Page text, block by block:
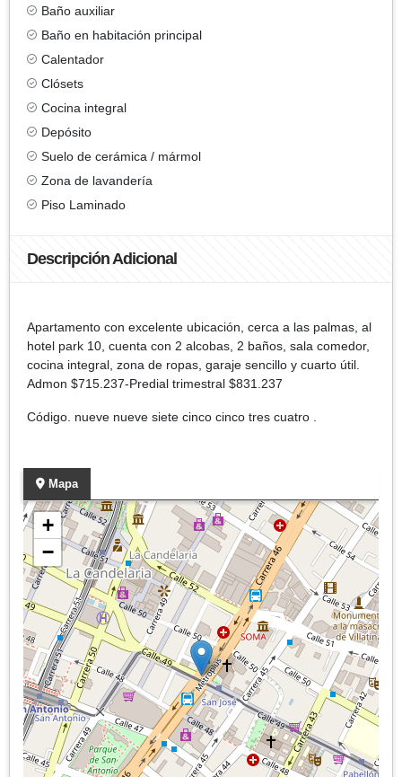
Baño auxiliar
Baño en habitación principal
Calentador
Clósets
Cocina integral
Depósito
Suelo de cerámica / mármol
Zona de lavandería
Piso Laminado
Descripción Adicional
Apartamento con excelente ubicación, cerca a las palmas, al
hotel park 10, cuenta con 2 alcobas, 2 baños, sala comedor,
cocina integral, zona de ropas, garaje sencillo y cuarto útil.
Admon $715.237-Predial trimestral $831.237
Código. nueve nueve siete cinco cinco tres cuatro .
Mapa
+
−